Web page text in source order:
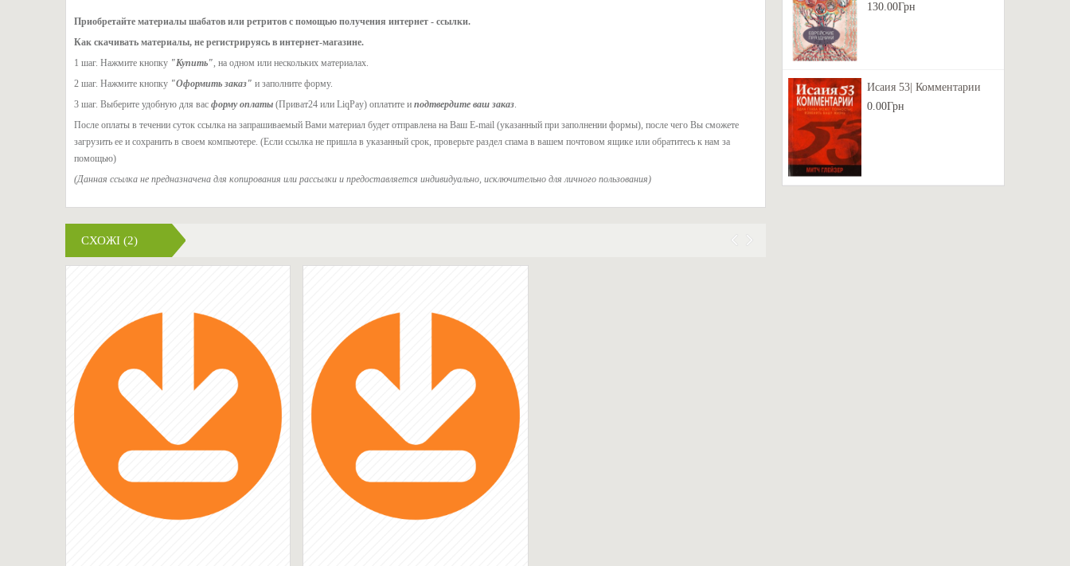
Приобретайте материалы шабатов или ретритов с помощью получения интернет - ссылки.
Как скачивать материалы, не регистрируясь в интернет-магазине.
1 шаг. Нажмите кнопку "Купить", на одном или нескольких материалах.
2 шаг. Нажмите кнопку "Оформить заказ" и заполните форму.
3 шаг. Выберите удобную для вас форму оплаты (Приват24 или LiqPay) оплатите и подтвердите ваш заказ.
После оплаты в течении суток ссылка на запрашиваемый Вами материал будет отправлена на Ваш E-mail (указанный при заполнении формы), после чего Вы сможете
загрузить ее и сохранить в своем компьютере. (Если ссылка не пришла в указанный срок, проверьте раздел спама в вашем почтовом ящике или обратитесь к нам за
помощью)
(Данная ссылка не предназначена для копирования или рассылки и предоставляется индивидуально, исключительно для личного пользования)
СХОЖІ (2)
130.00Грн
Исаия 53| Комментарии
0.00Грн